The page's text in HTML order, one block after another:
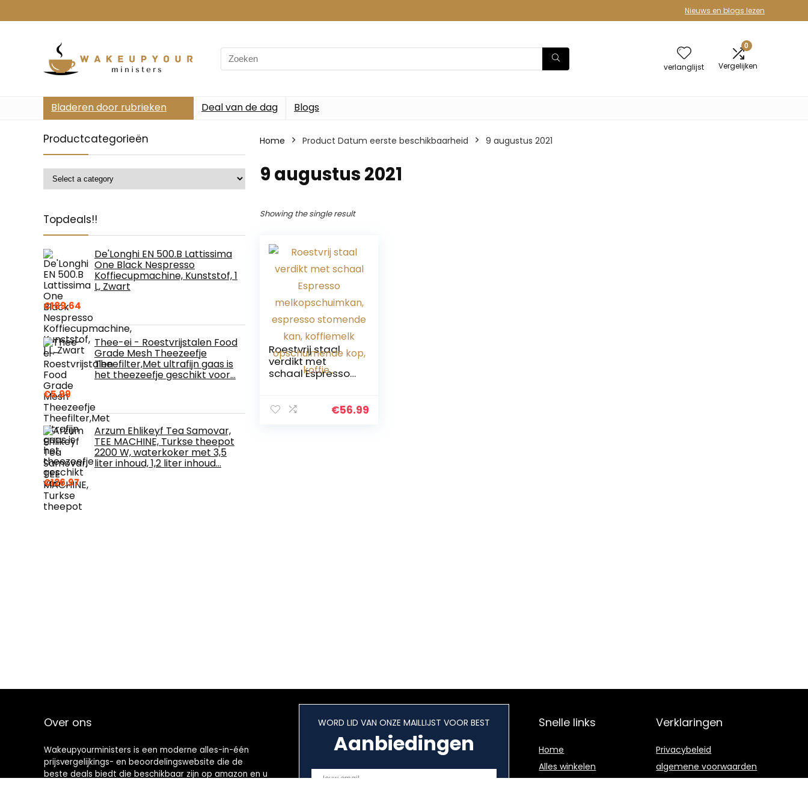
Nieuws en blogs lezen
Search
for:
verlanglijst
0
Vergelijken
Bladeren door rubrieken Deal van de dag Blogs
Productcategorieën
Topdeals!!
De'Longhi EN 500.B Lattissima
One Black Nespresso
Koffiecupmachine, Kunststof, 1
L, Zwart
€189.64
Thee-ei - Roestvrijstalen Food
Grade Mesh Theezeefje
Theefilter,Met ultrafijn gaas is
het theezeefje geschikt voor…
€5.99
Arzum Ehlikeyf Tea Samovar,
TEE MACHINE, Turkse theepot
2200 W, waterkoker met 3,5
liter inhoud, 1,2 liter inhoud…
€126.97
Home Product Datum eerste beschikbaarheid 9 augustus 2021
9 augustus 2021
Showing the single result
Roestvrij staal
verdikt met
schaal Espresso
stomende kan,
€56.99
Over ons
Wakeupyourministers is een moderne alles-in-één
prijsvergelijkings- en beoordelingswebsite die de
beste deals biedt die beschikbaar zijn op amazon en u
WORD LID VAN ONZE MAILLIJST VOOR BEST
Aanbiedingen
Snelle links
Home
Alles winkelen
Verklaringen
Privacybeleid
algemene voorwaarden